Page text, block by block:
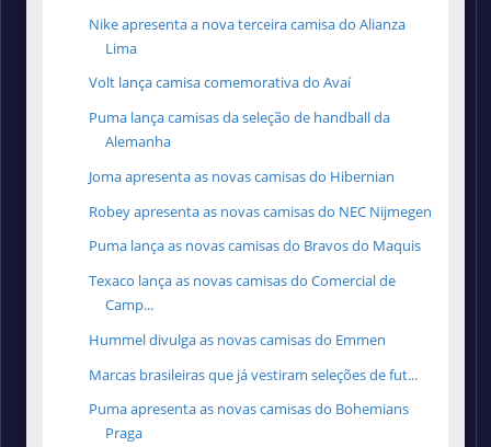
Nike apresenta a nova terceira camisa do Alianza
Lima
Volt lança camisa comemorativa do Avaí
Puma lança camisas da seleção de handball da
Alemanha
Joma apresenta as novas camisas do Hibernian
Robey apresenta as novas camisas do NEC Nijmegen
Puma lança as novas camisas do Bravos do Maquis
Texaco lança as novas camisas do Comercial de
Camp...
Hummel divulga as novas camisas do Emmen
Marcas brasileiras que já vestiram seleções de fut...
Puma apresenta as novas camisas do Bohemians
Praga